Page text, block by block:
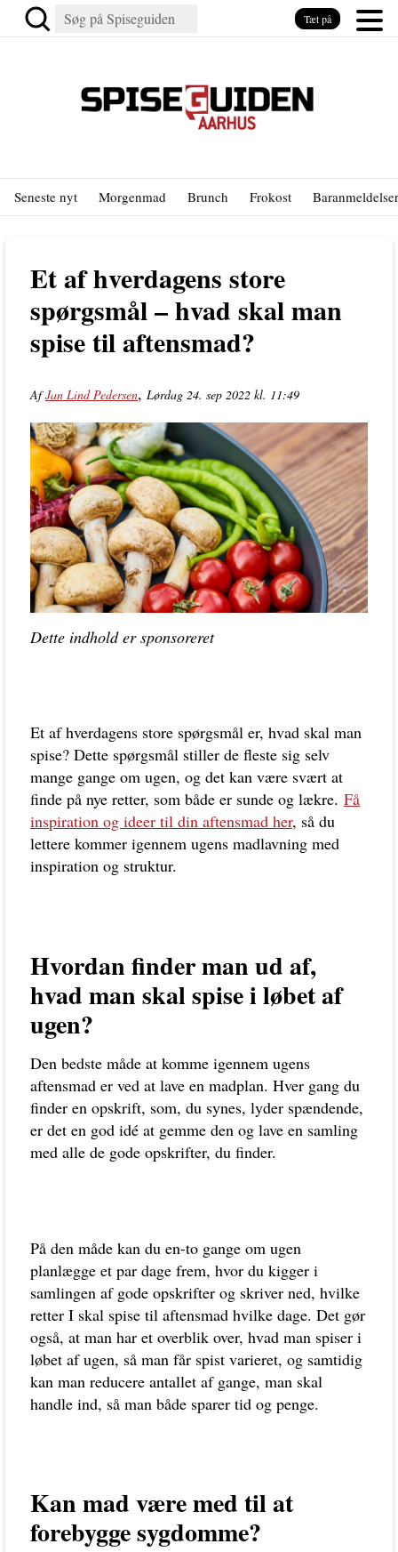
Seneste nyt Morgenmad Brunch Frokost Baranmeldelser
Et af hverdagens store
spørgsmål – hvad skal man
spise til aftensmad?
AfJan Lind Pedersen, Lørdag 24. sep 2022 kl. 11:49
Dette indhold er sponsoreret
Et af hverdagens store spørgsmål er, hvad skal man
spise? Dette spørgsmål stiller de fleste sig selv
mange gange om ugen, og det kan være svært at
finde på nye retter, som både er sunde og lækre. Få
inspiration og ideer til din aftensmad her, så du
lettere kommer igennem ugens madlavning med
inspiration og struktur.
Hvordan finder man ud af,
hvad man skal spise i løbet af
ugen?
Den bedste måde at komme igennem ugens
aftensmad er ved at lave en madplan. Hver gang du
finder en opskrift, som, du synes, lyder spændende,
er det en god idé at gemme den og lave en samling
med alle de gode opskrifter, du finder.
På den måde kan du en-to gange om ugen
planlægge et par dage frem, hvor du kigger i
samlingen af gode opskrifter og skriver ned, hvilke
retter I skal spise til aftensmad hvilke dage. Det gør
også, at man har et overblik over, hvad man spiser i
løbet af ugen, så man får spist varieret, og samtidig
kan man reducere antallet af gange, man skal
handle ind, så man både sparer tid og penge.
Kan mad være med til at
forebygge sygdomme?
Tæt på